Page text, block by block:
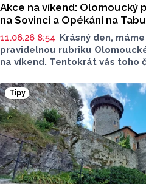
Akce na víkend: Olomoucký
na Sovinci a Opékání na
11.06.26 8:54 Krásný den,
pravidelnou rubriku
na víkend. Tentokrát vás toho
zahrad nebo na Tabulový
hasičů.
Tipy